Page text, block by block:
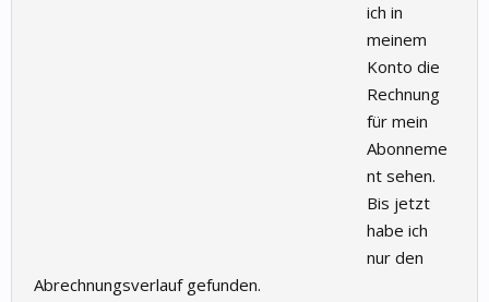
ich in
meinem
Konto die
Rechnung
für mein
Abonneme
nt sehen.
Bis jetzt
habe ich
nur den
Abrechnungsverlauf gefunden.